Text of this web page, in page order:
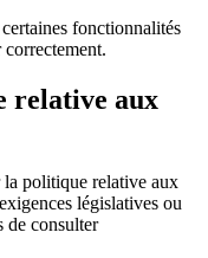
fonctionnalités
relative aux
la politique relative aux
législatives ou
de consulter